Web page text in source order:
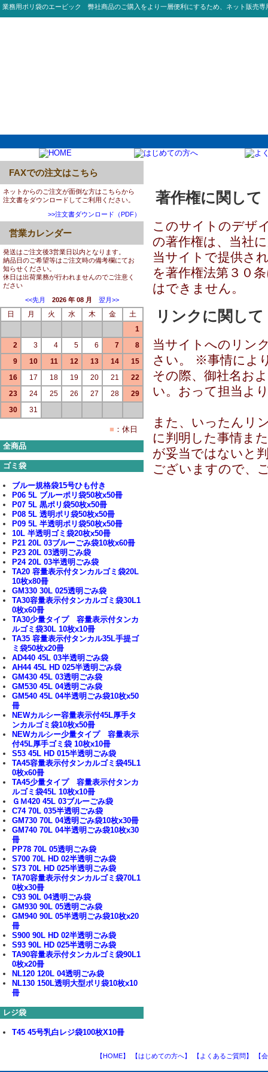
業務用ポリ袋のエービック 弊社商品のご購入をより一層便利にするため、ネット販売
FAXでの注文はこちら
ネットからのご注文が面倒な方はこちらから
注文書をダウンロードしてご利用ください。
>>注文書ダウンロード（PDF）
営業カレンダー
発送はご注文後3営業日以内となります。
納品日のご希望等はご注文時の備考欄にてお
知らせください。
休日は出荷業務が行われませんのでご注意く
ださい
<<先月
2026 年 08 月 翌月>>
日 月 火 水 木 金
土
1
2
3 4 5 6 7
8
9
10 11 12 13 14
15
16
17 18 19 20 21
22
23
24 25 26 27 28
29
30
31
■ ：休日
全商品
ゴミ袋
ブルー規格袋15号ひも付き
P06 5L ブルーポリ袋50枚x50冊
P07 5L 黒ポリ袋50枚x50冊
P08 5L 透明ポリ袋50枚x50冊
P09 5L 半透明ポリ袋50枚x50冊
10L 半透明ゴミ袋20枚x50冊
P21 20L 03ブルーごみ袋10枚x60冊
P23 20L 03透明ごみ袋
P24 20L 03半透明ごみ袋
TA20 容量表示付タンカルゴミ袋20L
10枚x80冊
GM330 30L 025透明ごみ袋
TA30容量表示付タンカルゴミ袋30L1
0枚x60冊
TA30少量タイプ 容量表示付タンカ
ルゴミ袋30L 10枚x10冊
TA35 容量表示付タンカル35L手提ゴ
ミ袋50枚x20冊
AD440 45L 03半透明ごみ袋
AH44 45L HD 025半透明ごみ袋
GM430 45L 03透明ごみ袋
GM530 45L 04透明ごみ袋
GM540 45L 04半透明ごみ袋10枚x50
冊
NEWカルシー容量表示付45L厚手タ
ンカルゴミ袋10枚x50冊
NEWカルシー少量タイプ 容量表示
付45L厚手ゴミ袋 10枚x10冊
S53 45L HD 015半透明ごみ袋
TA45容量表示付タンカルゴミ袋45L1
0枚x60冊
TA45少量タイプ 容量表示付タンカ
ルゴミ袋45L 10枚x10冊
ＧＭ420 45L 03ブルーごみ袋
C74 70L 035半透明ごみ袋
GM730 70L 04透明ごみ袋10枚x30冊
GM740 70L 04半透明ごみ袋10枚x30
冊
PP78 70L 05透明ごみ袋
S700 70L HD 02半透明ごみ袋
S73 70L HD 025半透明ごみ袋
TA70容量表示付タンカルゴミ袋70L1
0枚x30冊
C93 90L 04透明ごみ袋
GM930 90L 05透明ごみ袋
GM940 90L 05半透明ごみ袋10枚x20
冊
S900 90L HD 02半透明ごみ袋
S93 90L HD 025半透明ごみ袋
TA90容量表示付タンカルゴミ袋90L1
0枚x20冊
NL120 120L 04透明ごみ袋
NL130 150L透明大型ポリ袋10枚x10
冊
レジ袋
T45 45号乳白レジ袋100枚X10冊
著作権に関して
このサイトのデザ
の著作権は、当社
当サイトで提供さ
を著作権法第３０
はできません。
リンクに関して
当サイトへのリン
さい。 ※事情によ
その際、御社名お
い。おって担当よ
また、いったんリ
に判明した事情ま
が妥当ではないと
ございますので、
【HOME】 【はじめての方へ】 【よくあるご質問】 【